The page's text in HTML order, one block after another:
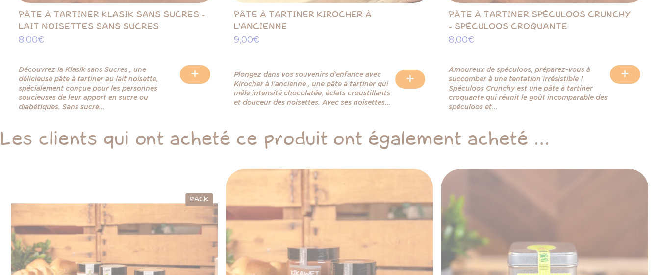
PÂTE À TARTINER KLASIK SANS SUCRES -
LAIT NOISETTES SANS SUCRES
8,00 €
Découvrez la Klasik sans Sucres , une
délicieuse pâte à tartiner au lait noisette,
spécialement conçue pour les personnes
soucieuses de leur apport en sucre ou
diabétiques. Sans sucre...
+
PÂTE À TARTINER KIROCHER À
L'ANCIENNE
9,00 €
Plongez dans vos souvenirs d’enfance avec
Kirocher à l’ancienne , une pâte à tartiner qui
mêle intensité chocolatée, éclats croustillants
et douceur des noisettes. Avec ses noisettes...
+
PÂTE À TARTINER SPÉCULOOS CRUNCHY
- SPÉCULOOS CROQUANTE
8,00 €
Amoureux de spéculoos, préparez-vous à
succomber à une tentation irrésistible !
Spéculoos Crunchy est une pâte à tartiner
croquante qui réunit le goût incomparable des
spéculoos et...
+
Les clients qui ont acheté ce produit ont également acheté ...
PACK